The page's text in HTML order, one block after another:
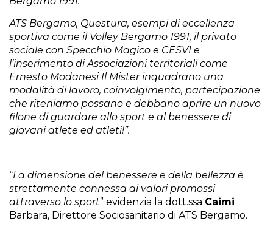
ATS Bergamo, Questura, esempi di eccellenza
sportiva come il Volley Bergamo 1991, il privato
sociale con Specchio Magico e CESVI e
l’inserimento di Associazioni territoriali come
Ernesto Modanesi Il Mister inquadrano una
modalità di lavoro, coinvolgimento, partecipazione
che riteniamo possano e debbano aprire un nuovo
filone di guardare allo sport e al benessere di
giovani atlete ed atleti!”.
“La dimensione del benessere e della bellezza è
strettamente connessa ai valori promossi
attraverso lo sport” evidenzia la dott.ssa Caimi
Barbara, Direttore Sociosanitario di ATS Bergamo.